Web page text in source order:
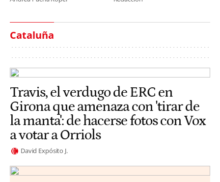
Cataluña
Travis, el verdugo de ERC en
Girona que amenaza con 'tirar de
la manta': de hacerse fotos con Vox
a votar a Orriols
David Expósito J.